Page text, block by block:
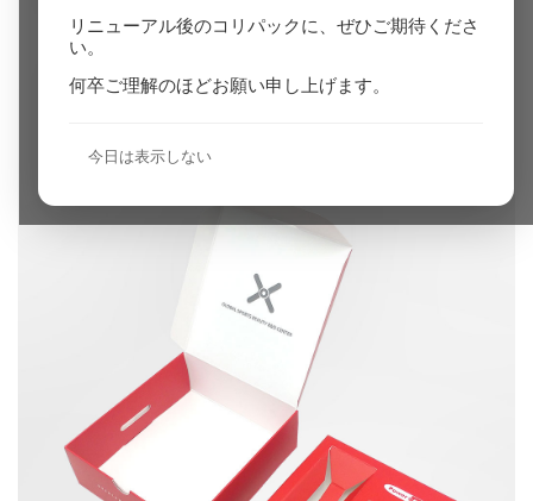
リニューアル後のコリパックに、ぜひご期待くださ
い。
何卒ご理解のほどお願い申し上げます。
今日は表示しない